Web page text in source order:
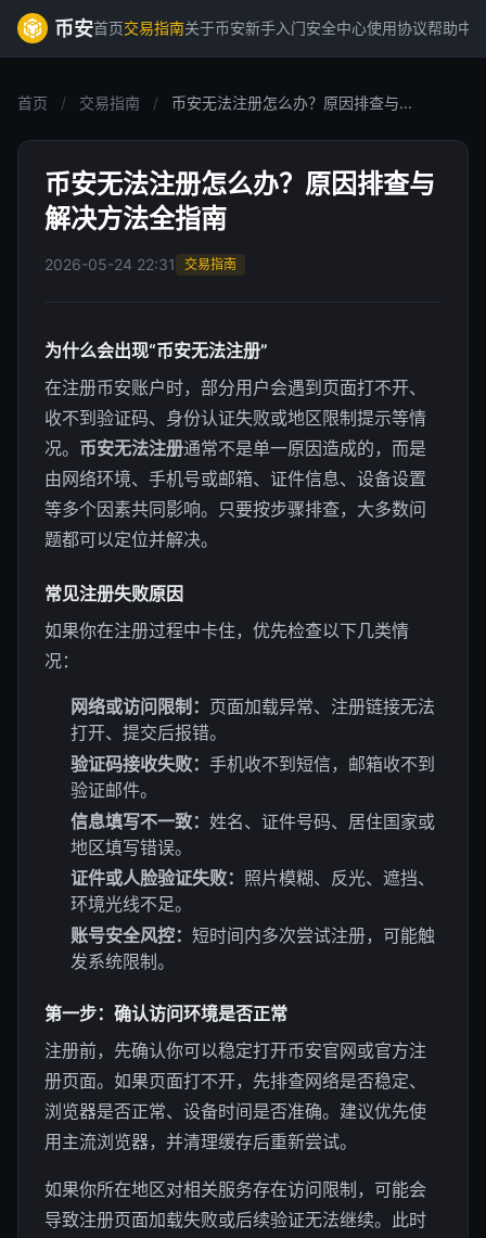
币安首页交易指南关于币安新手入门安全中心使用协议帮助中
首页 / 交易指南 / 币安无法注册怎么办？原因排查与...
币安无法注册怎么办？原因排查与
解决方法全指南
2026-05-24 22:31 交易指南
为什么会出现“币安无法注册”
在注册币安账户时，部分用户会遇到页面打不开、
收不到验证码、身份认证失败或地区限制提示等情
况。 币安无法注册通常不是单一原因造成的，而是
由网络环境、手机号或邮箱、证件信息、设备设置
等多个因素共同影响。只要按步骤排查，大多数问
题都可以定位并解决。
常见注册失败原因
如果你在注册过程中卡住，优先检查以下几类情
况：
网络或访问限制： 页面加载异常、注册链接无法
打开、提交后报错。
验证码接收失败： 手机收不到短信，邮箱收不到
验证邮件。
信息填写不一致： 姓名、证件号码、居住国家或
地区填写错误。
证件或人脸验证失败： 照片模糊、反光、遮挡、
环境光线不足。
账号安全风控： 短时间内多次尝试注册，可能触
发系统限制。
第一步：确认访问环境是否正常
注册前，先确认你可以稳定打开币安官网或官方注
册页面。如果页面打不开，先排查网络是否稳定、
浏览器是否正常、设备时间是否准确。建议优先使
用主流浏览器，并清理缓存后重新尝试。
如果你所在地区对相关服务存在访问限制，可能会
导致注册页面加载失败或后续验证无法继续。此时